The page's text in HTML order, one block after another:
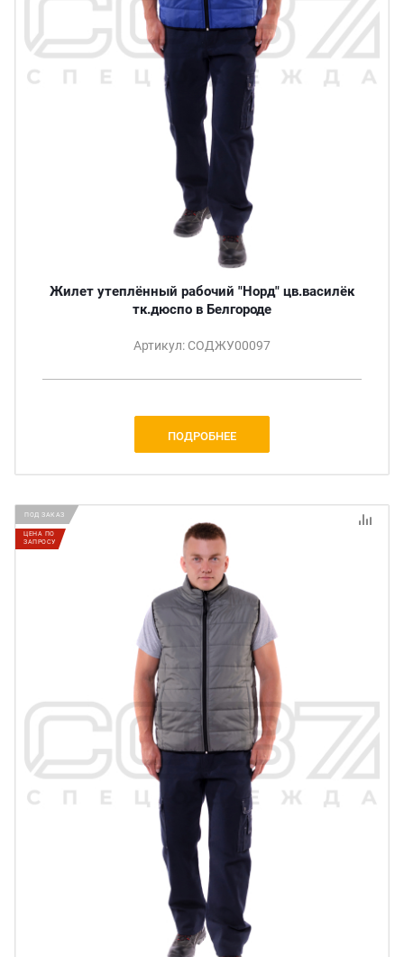
Жилет утеплённый рабочий "Норд" цв.василёк
тк.дюспо в Белгороде
Артикул: СОДЖУ00097
ПОДРОБНЕЕ
ПОД ЗАКАЗ
ЦЕНА ПО
ЗАПРОСУ